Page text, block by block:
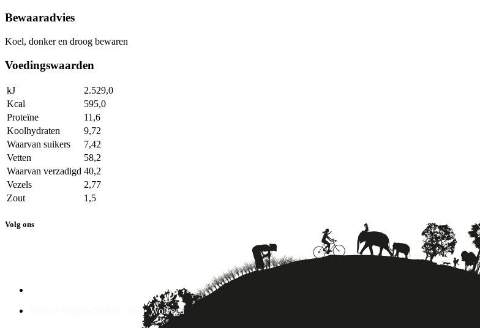
Bewaaradvies
Koel, donker en droog bewaren
Voedingswaarden
kJ
2.529,0
Kcal
595,0
Proteïne
11,6
Koolhydraten
9,72
Waarvan suikers
7,42
Vetten
58,2
Waarvan verzadigd 40,2
Vezels
2,77
Zout
1,5
Volg ons
Yakso • Oppers 58 8471 ZM • Wolvega